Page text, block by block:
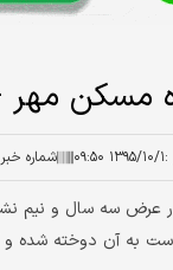
مسکن
:۱۳۹۵/۱۰/۱ ۰۹:۵۰ شماره
مسکونی در عرض سه
به آن دوخته شده و